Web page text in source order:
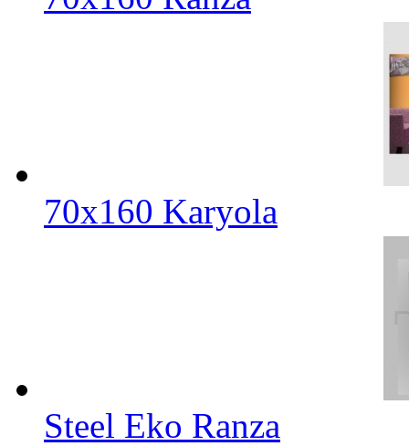
70x160 Karyola
Steel Eko Ranza